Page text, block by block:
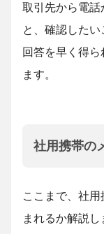
取引先から電話
と、確認したい
回答を早く得ら
ます。
社用携帯の
ここまで、社
まれるか解説し